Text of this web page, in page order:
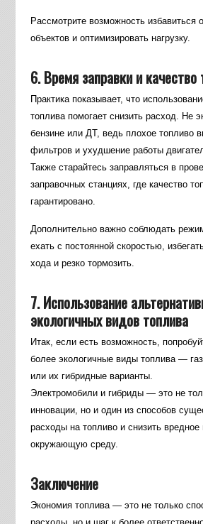
Рассмотрите возможность избавиться
объектов и оптимизировать нагрузку.
6. Время заправки и качество
Практика показывает, что
топлива помогает снизить расход. Не
бензине или ДТ, ведь плохое топливо
фильтров и ухудшение работы
Также старайтесь заправляться в
заправочных станциях, где качество
гарантировано.
Дополнительно важно соблюдать
ехать с постоянной скоростью,
хода и резко тормозить.
7. Использование
экологичных видов топлива
Итак, если есть возможность,
более экологичные виды топлива —
или их гибридные варианты.
Электромобили и гибриды — это не
инновации, но и один из способов
расходы на топливо и снизить вредное
окружающую среду.
Заключение
Экономия топлива — это не только